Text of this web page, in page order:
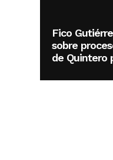
Fico
sobre
de Quintero